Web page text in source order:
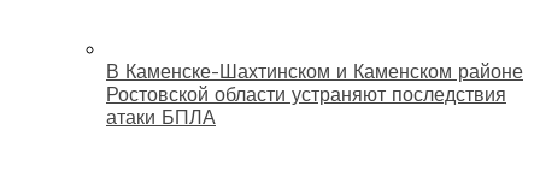
В Каменске-Шахтинском и Каменском районе
Ростовской области устраняют последствия
атаки БПЛА